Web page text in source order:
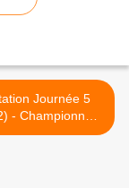
Journée 5
- Championnat
séniors >